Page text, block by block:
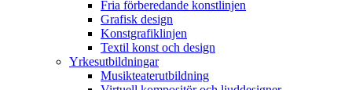
Fria förberedande konstlinjen
Grafisk design
Konstgrafiklinjen
Textil konst och design
Yrkesutbildningar
Musikteaterutbildning